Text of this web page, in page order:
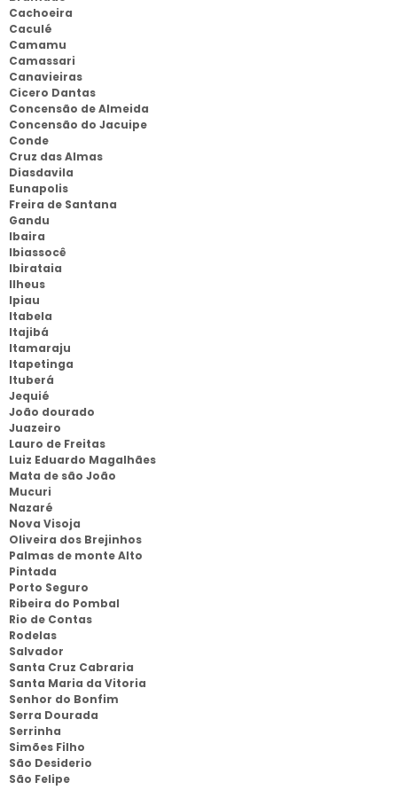
Cachoeira
Caculé
Camamu
Camassari
Canavieiras
Cicero Dantas
Concensão de Almeida
Concensão do Jacuipe
Conde
Cruz das Almas
Diasdavila
Eunapolis
Freira de Santana
Gandu
Ibaira
Ibiassocê
Ibirataia
Ilheus
Ipiau
Itabela
Itajibá
Itamaraju
Itapetinga
Ituberá
Jequié
João dourado
Juazeiro
Lauro de Freitas
Luiz Eduardo Magalhães
Mata de são João
Mucuri
Nazaré
Nova Visoja
Oliveira dos Brejinhos
Palmas de monte Alto
Pintada
Porto Seguro
Ribeira do Pombal
Rio de Contas
Rodelas
Salvador
Santa Cruz Cabraria
Santa Maria da Vitoria
Senhor do Bonfim
Serra Dourada
Serrinha
Simões Filho
São Desiderio
São Felipe